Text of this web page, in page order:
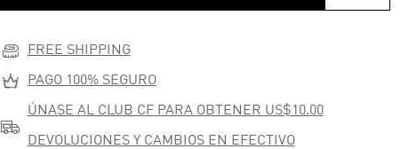
 FREE SHIPPING
 PAGO 100% SEGURO

ÚNASE AL CLUB CF PARA OBTENER US$10.00
DEVOLUCIONES Y CAMBIOS EN EFECTIVO